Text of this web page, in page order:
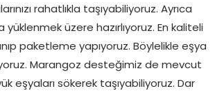
rahatlıkla taşıyabiliyoruz. Ayrıca
yüklenmek üzere hazırlıyoruz. En kaliteli
paketleme yapıyoruz. Böylelikle eşya
Marangoz desteğimiz de mevcut
eşyaları sökerek taşıyabiliyoruz. Dar